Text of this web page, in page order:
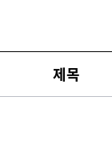
제목